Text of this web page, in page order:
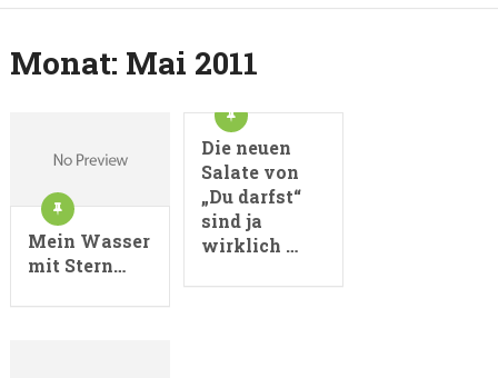
Monat: Mai 2011
Mein Wasser
mit Stern…
Die neuen
Salate von
„Du darfst“
sind ja
wirklich …